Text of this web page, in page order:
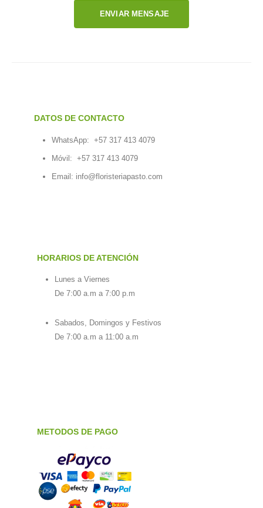
ENVIAR MENSAJE
DATOS DE CONTACTO
WhatsApp: +57 317 413 4079
Móvil: +57 317 413 4079
Email: info@floristeriapasto.com
HORARIOS DE ATENCIÓN
Lunes a Viernes
De 7:00 a.m a 7:00 p.m
Sabados, Domingos y Festivos
De 7:00 a.m a 11:00 a.m
METODOS DE PAGO